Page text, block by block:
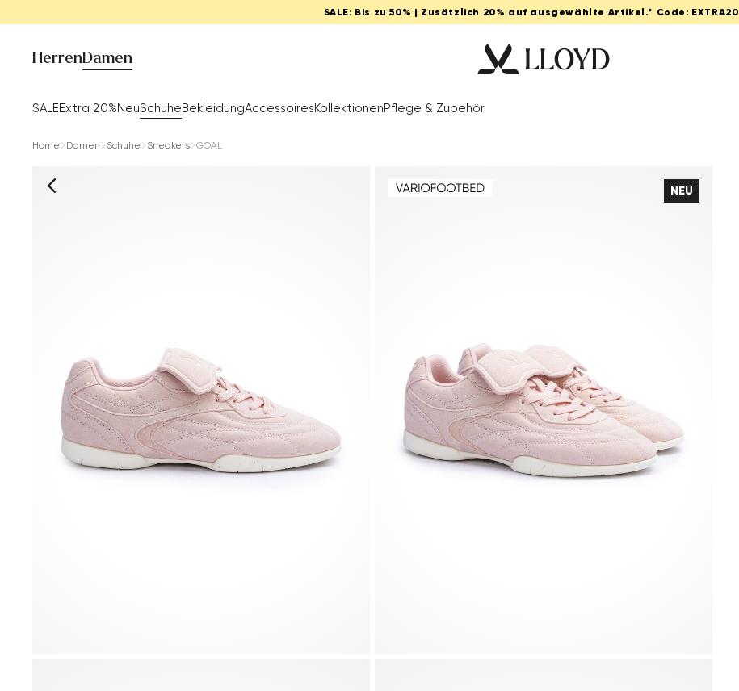
SALE: Bis zu 50% | Zusätzlich 20% auf ausgewählte Artikel.* Code: EXTRA20
HerrenDamen
SALEExtra 20%NeuSchuheBekleidungAccessoiresKollektionenPflege & Zubehör
Home Damen Schuhe Sneakers GOAL
NEU